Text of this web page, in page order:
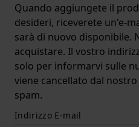
Quando aggiungete il
desideri, riceverete un'e-
sarà di nuovo disponibile.
acquistare. Il vostro
solo per informarvi sulle
viene cancellato dal
spam.
Indirizzo E-mail